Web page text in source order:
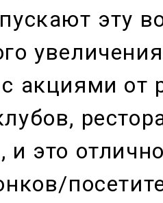
эту
акциями от
это